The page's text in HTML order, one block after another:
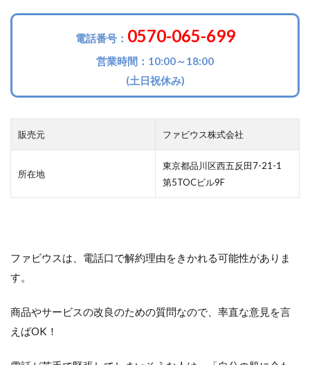
電話番号： 0570-065-699
営業時間：10:00～18:00
(土日祝休み)
販売元 ファビウス株式会社
所在地
東京都品川区西五反田7-21-1
第5TOCビル9F
ファビウスは、電話口で解約理由をきかれる可能性がありま
す。
商品やサービスの改良のための質問なので、率直な意見を言
えばOK！